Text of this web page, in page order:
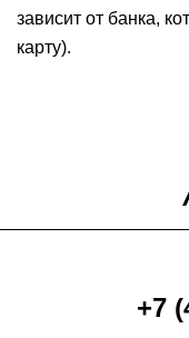
зависит от банка,
карту).
+7